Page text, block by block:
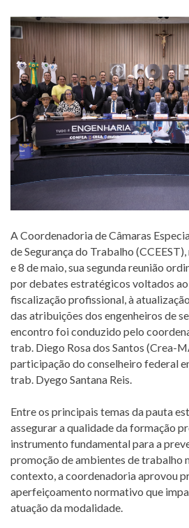
Prestação
de
Contas
A Coordenadoria de Câmaras
de Segurança do Trabalho
e 8 de maio, sua segunda reunião
por debates estratégicos voltados
fiscalização profissional, à
das atribuições dos engenheiros de
encontro foi conduzido pelo
trab. Diego Rosa dos Santos (Crea-
participação do conselheiro federal
trab. Dyego Santana Reis.
Entre os principais temas da pauta
assegurar a qualidade da formação
instrumento fundamental para a
promoção de ambientes de trabalho
contexto, a coordenadoria aprovou
aperfeiçoamento normativo que
atuação da modalidade.